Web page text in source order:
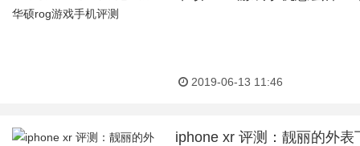
2019-06-13 11:46
iphone xr 评测：靓丽的外